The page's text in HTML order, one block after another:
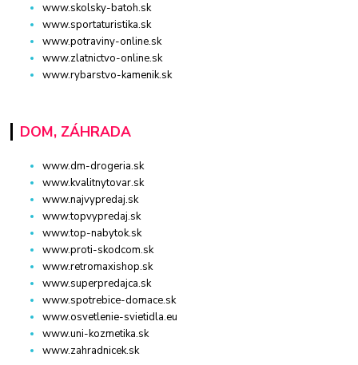
www.skolsky-batoh.sk
www.sportaturistika.sk
www.potraviny-online.sk
www.zlatnictvo-online.sk
www.rybarstvo-kamenik.sk
DOM, ZÁHRADA
www.dm-drogeria.sk
www.kvalitnytovar.sk
www.najvypredaj.sk
www.topvypredaj.sk
www.top-nabytok.sk
www.proti-skodcom.sk
www.retromaxishop.sk
www.superpredajca.sk
www.spotrebice-domace.sk
www.osvetlenie-svietidla.eu
www.uni-kozmetika.sk
www.zahradnicek.sk